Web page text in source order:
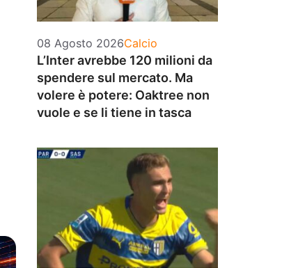
08 Agosto 2026Categorie
Calcio
L’Inter avrebbe 120 milioni da
spendere sul mercato. Ma
volere è potere: Oaktree non
vuole e se li tiene in tasca